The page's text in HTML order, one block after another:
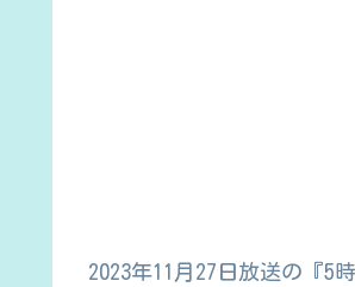
2023年11月27日放送の『5